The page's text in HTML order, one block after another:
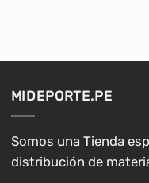
se
pueden
elegir
en
MIDEPORTE.PE
Somos una Tienda
distribución de